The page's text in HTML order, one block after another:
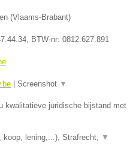
(Vlaams-Brabant)
, BTW-nr: ​0812.627.891
| Screenshot ▼
kwalitatieve juridische bijstand met
koop, lening,...), Strafrecht, ▼